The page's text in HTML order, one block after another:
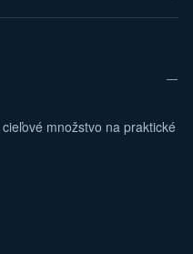
množstvo na praktické